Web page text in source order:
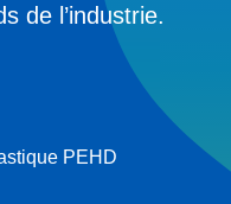
de l’industrie.
PEHD